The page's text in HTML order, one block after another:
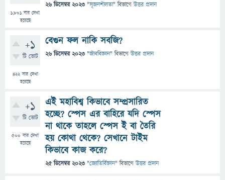
1,801 বার দেখা
হয়েছে
26 ডিসেম্বর 2023 "সৃজনশীলতা" বিভাগে উত্তর প্রদান
+1
টি ভোট
422বার দেখা
হয়েছে
বেগুন ফল নাকি সবজি?
26 ডিসেম্বর 2023 "জীববিজ্ঞান" বিভাগে উত্তর প্রদান
+1
টি ভোট
500 বার দেখা
হয়েছে
এই মহাবিশ্ব কিভাবে সম্প্রসারিত
হচ্ছে? স্পেস এর বাহিরে যদি স্পেস
না থাকে তাহলে স্পেস ই বা তৈরি
হয় কোথা থেকে? সেখানে টাইম
কিভাবে কাজ করে?
25 ডিসেম্বর 2023 "জ্যোতির্বিজ্ঞান" বিভাগে উত্তর প্রদান